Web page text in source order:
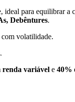
ideal para equilibrar a
Debêntures.
volatilidade.
.
renda variável e 40%